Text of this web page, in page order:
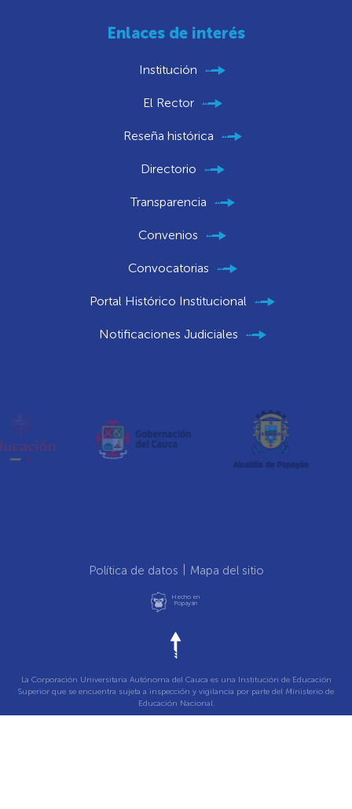
Enlaces de interés
Institución
El Rector
Reseña histórica
Directorio
Transparencia
Convenios
Convocatorias
Portal Histórico Institucional
Notificaciones Judiciales
Política de datos Mapa del sitio
Hecho en
Popayán
La Corporación Universitaria Autónoma del Cauca es una Institución de Educación
Superior que se encuentra sujeta a inspección y vigilancia por parte del Ministerio de
Educación Nacional.